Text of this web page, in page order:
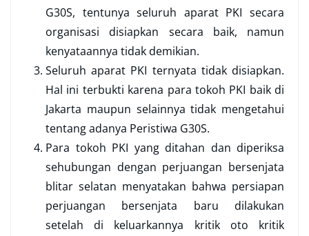
G30S, tentunya seluruh aparat PKI secara
organisasi disiapkan secara baik, namun
kenyataannya tidak demikian.
Seluruh aparat PKI ternyata tidak disiapkan.
Hal ini terbukti karena para tokoh PKI baik di
Jakarta maupun selainnya tidak mengetahui
tentang adanya Peristiwa G30S.
Para tokoh PKI yang ditahan dan diperiksa
sehubungan dengan perjuangan bersenjata
blitar selatan menyatakan bahwa persiapan
perjuangan bersenjata baru dilakukan
setelah di keluarkannya kritik oto kritik